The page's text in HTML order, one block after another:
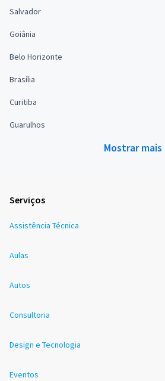
Salvador
Goiânia
Belo Horizonte
Brasília
Curitiba
Guarulhos
Mostrar mais
Serviços
Assistência Técnica
Aulas
Autos
Consultoria
Design e Tecnologia
Eventos